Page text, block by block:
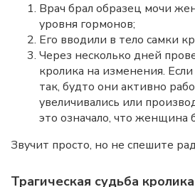
Врач брал образец мочи
уровня гормонов;
Его вводили в тело самки
Через несколько дней
кролика на изменения.
так, будто они активно
увеличивались или
это означало, что женщина
Звучит просто, но не спешите
Трагическая судьба кролика